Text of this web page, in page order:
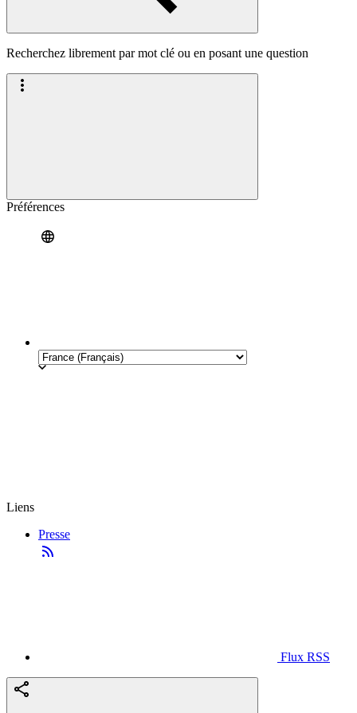
Recherchez librement par mot clé ou en posant une question
Préférences
Liens
Presse
Flux RSS